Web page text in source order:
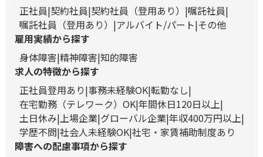
正社員 契約社員 契約社員（登用あり）
嘱託社員
嘱託社員（登用あり）
アルバイト/パート その他
雇用実績から探す
身体障害 精神障害 知的障害
求人の特徴から探す
正社員登用あり 事務未経験OK 転勤なし
在宅勤務（テレワーク）OK 年間休日120日以上
土日休み 上場企業 グローバル企業 年収400万円以上
学歴不問 社会人未経験OK 社宅・家賃補助制度あり
障害への配慮事項から探す